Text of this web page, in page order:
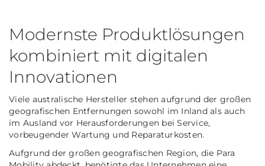
Modernste Produktlösungen
kombiniert mit digitalen
Innovationen
Viele australische Hersteller stehen aufgrund der großen
geografischen Entfernungen sowohl im Inland als auch
im Ausland vor Herausforderungen bei Service,
vorbeugender Wartung und Reparaturkosten.
Aufgrund der großen geografischen Region, die Para